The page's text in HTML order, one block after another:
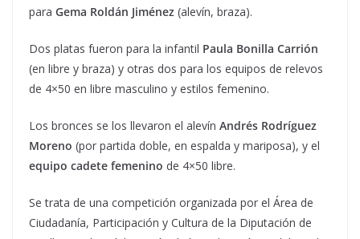
para Gema Roldán Jiménez (alevín, braza).
Dos platas fueron para la infantil Paula Bonilla Carrión
(en libre y braza) y otras dos para los equipos de relevos
de 4×50 en libre masculino y estilos femenino.
Los bronces se los llevaron el alevín Andrés Rodríguez
Moreno (por partida doble, en espalda y mariposa), y el
equipo cadete femenino de 4×50 libre.
Se trata de una competición organizada por el Área de
Ciudadanía, Participación y Cultura de la Diputación de